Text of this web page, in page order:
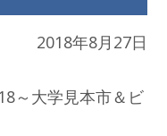
2018年8月27日
～大学見本市＆ビ